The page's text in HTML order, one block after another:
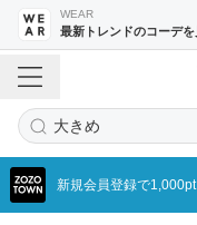
WEAR
最新トレンドのコーデを
大きめ
新規会員登録で